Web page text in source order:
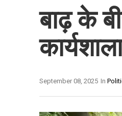
बाढ़ के
In
September 08, 2025